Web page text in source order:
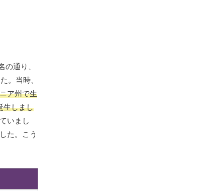
の通り、
。当時、
ア州で生
生しまし
いまし
た。こう